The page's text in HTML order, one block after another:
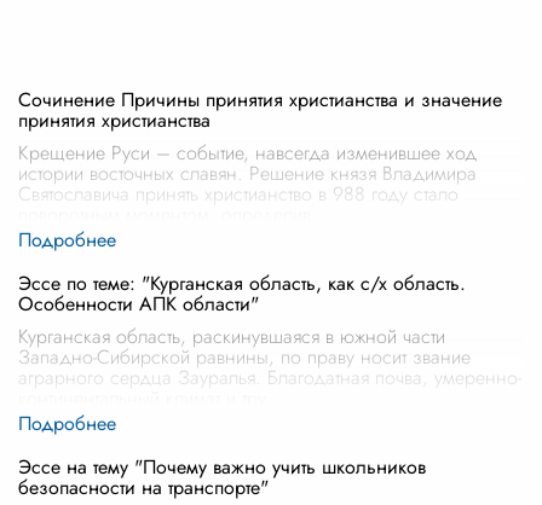
Сочинение Причины принятия христианства и значение
принятия христианства
Крещение Руси – событие, навсегда изменившее ход
истории восточных славян. Решение князя Владимира
Святославича принять христианство в 988 году стало
Эссе по теме: "Курганская область, как с/х область.
Особенности АПК области"
Курганская область, раскинувшаяся в южной части
Западно-Сибирской равнины, по праву носит звание
аграрного сердца Зауралья. Благодатная почва, умеренно-
Эссе на тему "Почему важно учить школьников
безопасности на транспорте"